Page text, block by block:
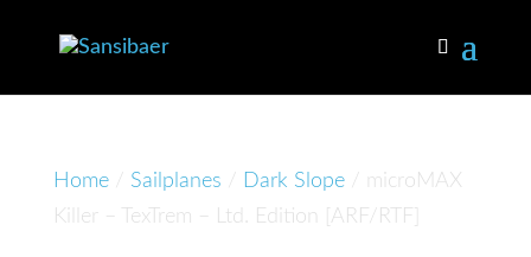
Home/ Sailplanes Dark Slope/ microMAX
Killer – TexTrem – Ltd. Edition [ARF/RTF]